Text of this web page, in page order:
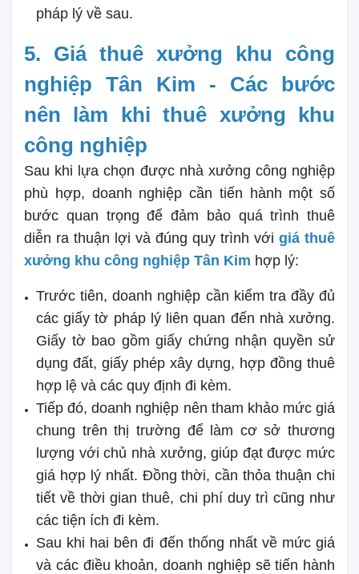
pháp lý về sau.
5. Giá thuê xưởng khu công
nghiệp Tân Kim - Các bước
nên làm khi thuê xưởng khu
công nghiệp
Sau khi lựa chọn được nhà xưởng công nghiệp
phù hợp, doanh nghiệp cần tiến hành một số
bước quan trọng để đảm bảo quá trình thuê
diễn ra thuận lợi và đúng quy trình với giá thuê
xưởng khu công nghiệp Tân Kim hợp lý:
Trước tiên, doanh nghiệp cần kiểm tra đầy đủ
các giấy tờ pháp lý liên quan đến nhà xưởng.
Giấy tờ bao gồm giấy chứng nhận quyền sử
dụng đất, giấy phép xây dựng, hợp đồng thuê
hợp lệ và các quy định đi kèm.
Tiếp đó, doanh nghiệp nên tham khảo mức giá
chung trên thị trường để làm cơ sở thương
lượng với chủ nhà xưởng, giúp đạt được mức
giá hợp lý nhất. Đồng thời, cần thỏa thuận chi
tiết về thời gian thuê, chi phí duy trì cũng như
các tiện ích đi kèm.
Sau khi hai bên đi đến thống nhất về mức giá
và các điều khoản, doanh nghiệp sẽ tiến hành